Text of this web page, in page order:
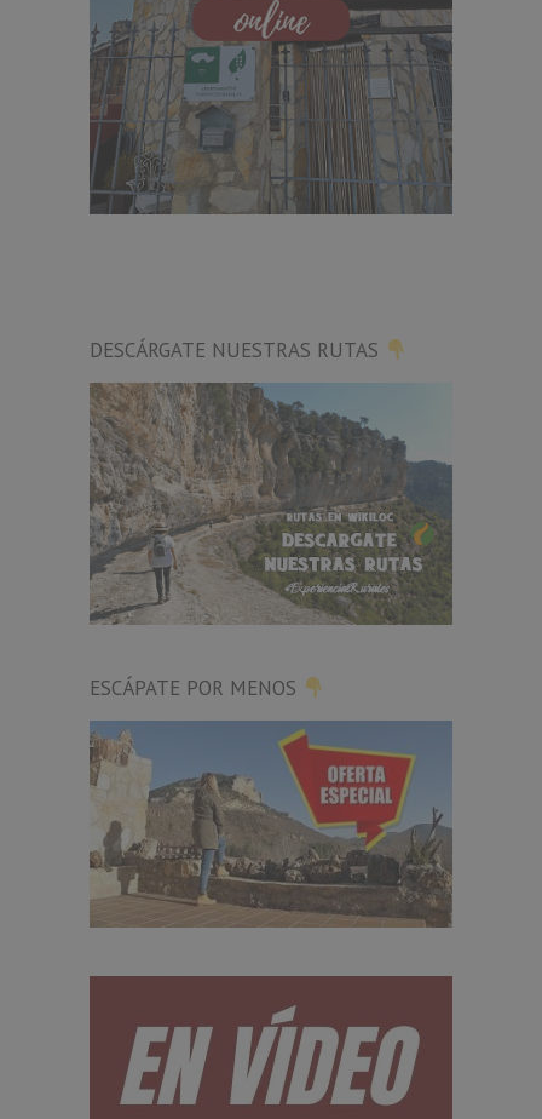
DESCÁRGATE NUESTRAS RUTAS
ESCÁPATE POR MENOS